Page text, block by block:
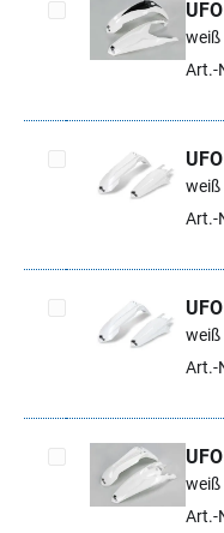
Artikel auswählen
weiß
Art.-
Artikel auswählen
weiß
Art.-
Artikel auswählen
weiß
Art.-
Artikel auswählen
weiß
Art.-